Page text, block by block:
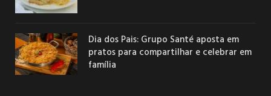
Dia dos Pais: Grupo Santé aposta em
pratos para compartilhar e celebrar em
família